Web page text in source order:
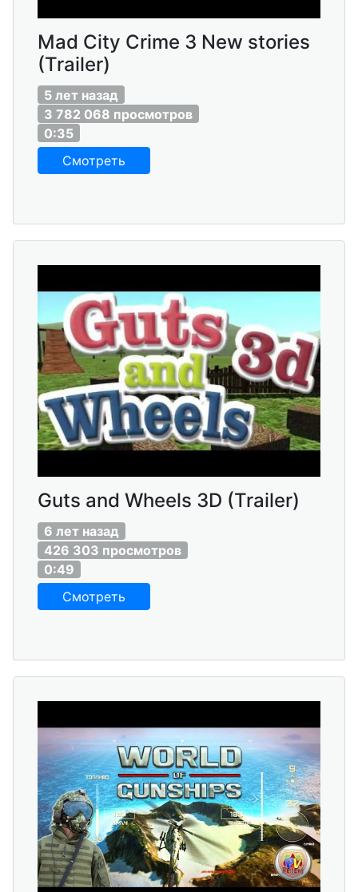
Mad City Crime 3 New stories
(Trailer)
5 лет назад
3 782 068 просмотров
0:35
Смотреть
Guts and Wheels 3D (Trailer)
6 лет назад
426 303 просмотров
0:49
Смотреть